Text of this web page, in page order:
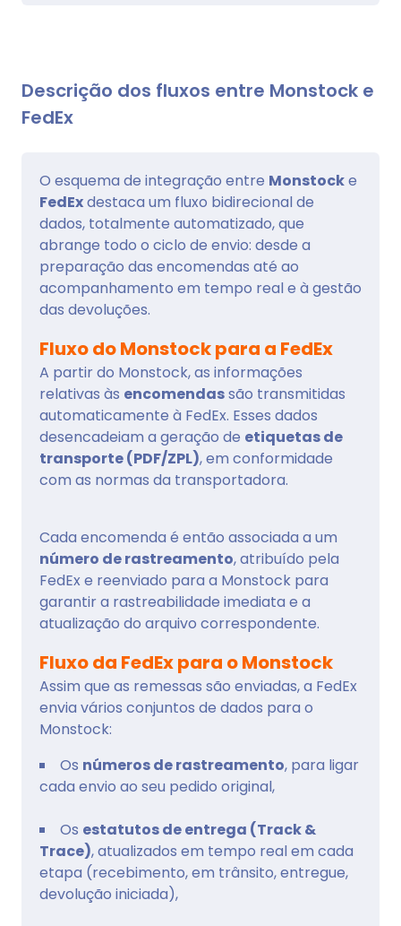
Descrição dos fluxos entre Monstock e
FedEx
O esquema de integração entre Monstocke
FedExdestaca um fluxo bidirecional de
dados, totalmente automatizado, que
abrange todo o ciclo de envio: desde a
preparação das encomendas até ao
acompanhamento em tempo real e à gestão
das devoluções.
Fluxo do Monstock para a FedEx
A partir do Monstock, as informações
relativas às encomendassão transmitidas
automaticamente à FedEx. Esses dados
desencadeiam a geração de etiquetas de
transporte (PDF/ZPL), em conformidade
com as normas da transportadora.
Cada encomenda é então associada a um
número de rastreamento, atribuído pela
FedEx e reenviado para a Monstock para
garantir a rastreabilidade imediata e a
atualização do arquivo correspondente.
Fluxo da FedEx para o Monstock
Assim que as remessas são enviadas, a FedEx
envia vários conjuntos de dados para o
Monstock:
Os números de rastreamento, para ligar
cada envio ao seu pedido original,
Os estatutos de entrega (Track &
Trace), atualizados em tempo real em cada
etapa (recebimento, em trânsito, entregue,
devolução iniciada),